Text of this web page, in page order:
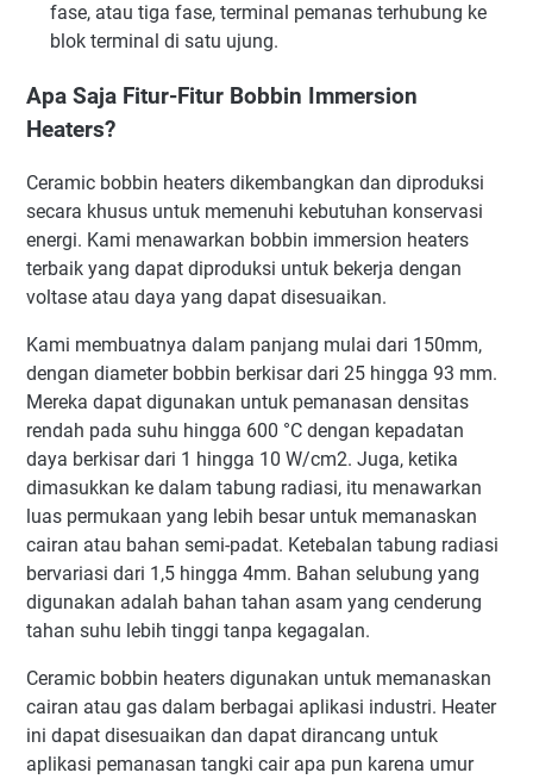
fase, atau tiga fase, terminal pemanas terhubung ke
blok terminal di satu ujung.
Apa Saja Fitur-Fitur Bobbin Immersion
Heaters?
Ceramic bobbin heaters dikembangkan dan diproduksi
secara khusus untuk memenuhi kebutuhan konservasi
energi. Kami menawarkan bobbin immersion heaters
terbaik yang dapat diproduksi untuk bekerja dengan
voltase atau daya yang dapat disesuaikan.
Kami membuatnya dalam panjang mulai dari 150mm,
dengan diameter bobbin berkisar dari 25 hingga 93 mm.
Mereka dapat digunakan untuk pemanasan densitas
rendah pada suhu hingga 600 °C dengan kepadatan
daya berkisar dari 1 hingga 10 W/cm2. Juga, ketika
dimasukkan ke dalam tabung radiasi, itu menawarkan
luas permukaan yang lebih besar untuk memanaskan
cairan atau bahan semi-padat. Ketebalan tabung radiasi
bervariasi dari 1,5 hingga 4mm. Bahan selubung yang
digunakan adalah bahan tahan asam yang cenderung
tahan suhu lebih tinggi tanpa kegagalan.
Ceramic bobbin heaters digunakan untuk memanaskan
cairan atau gas dalam berbagai aplikasi industri. Heater
ini dapat disesuaikan dan dapat dirancang untuk
aplikasi pemanasan tangki cair apa pun karena umur